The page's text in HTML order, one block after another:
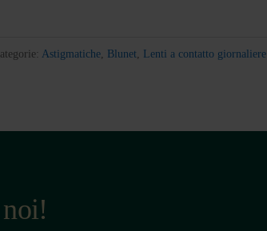
Astigmatiche, Blunet, Lenti a contatto giornaliere
noi!